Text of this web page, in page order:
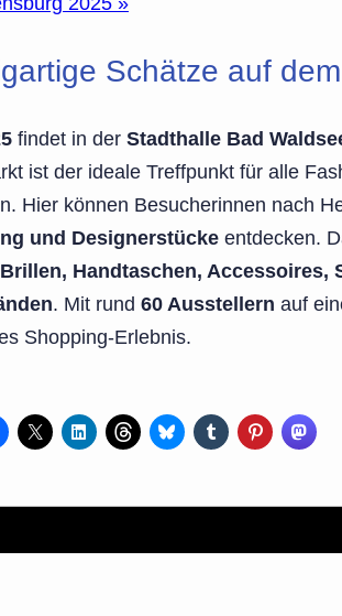
Schätze auf
findet in der Stadthalle Bad
ist der ideale Treffpunkt für alle
Hier können Besucherinnen nach
und Designerstücke entdecken.
Handtaschen, Accessoires,
. Mit rund 60 Ausstellern auf
Shopping-Erlebnis.